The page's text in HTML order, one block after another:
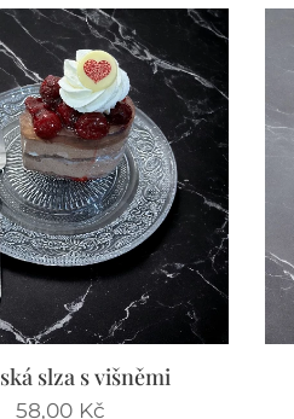
slza s višněmi
58,00Kč